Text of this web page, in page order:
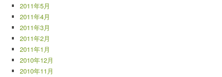
2011年5月
2011年4月
2011年3月
2011年2月
2011年1月
2010年12月
2010年11月